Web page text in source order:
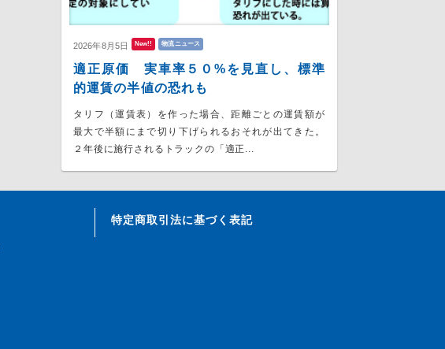
2026年8月5日 New!! 物流ニュース
適正原価 実車率５０%を見直し、標準
的運賃の半値の恐れも
タリフ（運賃表）を作った場合、距離ごとの運賃額が
最大で半額にまで切り下げられるおそれが出てきた。
２年後に施行されるトラックの「適正...
特定商取引法に基づく表記